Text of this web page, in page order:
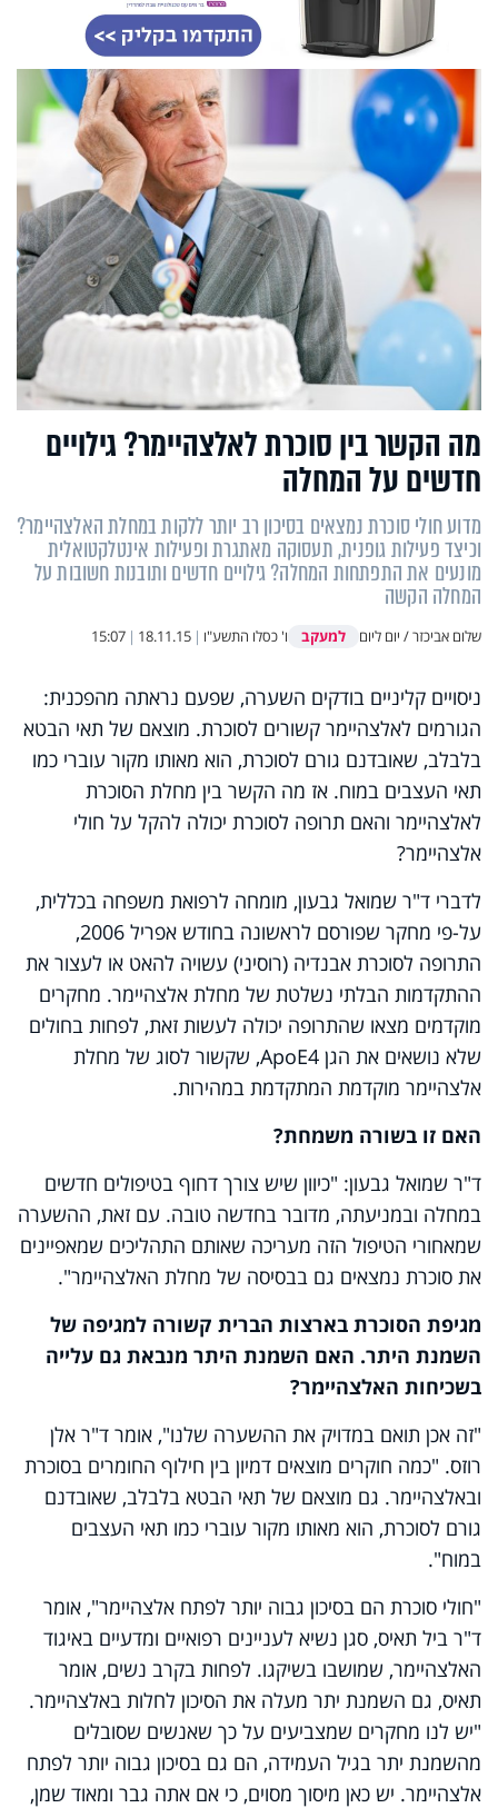
מה הקשר בין סוכרת לאלצהיימר? גילויים
חדשים על המחלה
מדוע חולי סוכרת נמצאים בסיכון רב יותר ללקות במחלת האלצהיימר?
וכיצד פעילות גופנית, תעסוקה מאתגרת ופעילות אינטלקטואלית
מונעים את התפתחות המחלה? גילויים חדשים ותובנות חשובות על
המחלה הקשה
שלום אביכזר / יום ליום למעקב ו' כסלו התשע"ו |
18.11.15
|
15:07
ניסויים קליניים בודקים השערה, שפעם נראתה מהפכנית:
הגורמים לאלצהיימר קשורים לסוכרת. מוצאם של תאי הבטא
בלבלב, שאובדנם גורם לסוכרת, הוא מאותו מקור עוברי כמו
תאי העצבים במוח. אז מה הקשר בין מחלת הסוכרת
לאלצהיימר והאם תרופה לסוכרת יכולה להקל על חולי
אלצהיימר?
לדברי ד"ר שמואל גבעון, מומחה לרפואת משפחה בכללית,
על-פי מחקר שפורסם לראשונה בחודש אפריל 2006,
התרופה לסוכרת אבנדיה (רוסיני) עשויה להאט או לעצור את
ההתקדמות הבלתי נשלטת של מחלת אלצהיימר. מחקרים
מוקדמים מצאו שהתרופה יכולה לעשות זאת, לפחות בחולים
שלא נושאים את הגן ApoE4, שקשור לסוג של מחלת
אלצהיימר מוקדמת המתקדמת במהירות.
האם זו בשורה משמחת?
ד"ר שמואל גבעון: "כיוון שיש צורך דחוף בטיפולים חדשים
במחלה ובמניעתה, מדובר בחדשה טובה. עם זאת, ההשערה
שמאחורי הטיפול הזה מעריכה שאותם התהליכים שמאפיינים
את סוכרת נמצאים גם בבסיסה של מחלת האלצהיימר".
מגיפת הסוכרת בארצות הברית קשורה למגיפה של
השמנת היתר. האם השמנת היתר מנבאת גם עלייה
בשכיחות האלצהיימר?
"זה אכן תואם במדויק את ההשערה שלנו", אומר ד"ר אלן
רוזס. "כמה חוקרים מוצאים דמיון בין חילוף החומרים בסוכרת
ובאלצהיימר. גם מוצאם של תאי הבטא בלבלב, שאובדנם
גורם לסוכרת, הוא מאותו מקור עוברי כמו תאי העצבים
במוח".
"חולי סוכרת הם בסיכון גבוה יותר לפתח אלצהיימר", אומר
ד"ר ביל תאיס, סגן נשיא לעניינים רפואיים ומדעיים באיגוד
האלצהיימר, שמושבו בשיקגו. לפחות בקרב נשים, אומר
תאיס, גם השמנת יתר מעלה את הסיכון לחלות באלצהיימר.
"יש לנו מחקרים שמצביעים על כך שאנשים שסובלים
מהשמנת יתר בגיל העמידה, הם גם בסיכון גבוה יותר לפתח
אלצהיימר. יש כאן מיסוך מסוים, כי אם אתה גבר ומאוד שמן,